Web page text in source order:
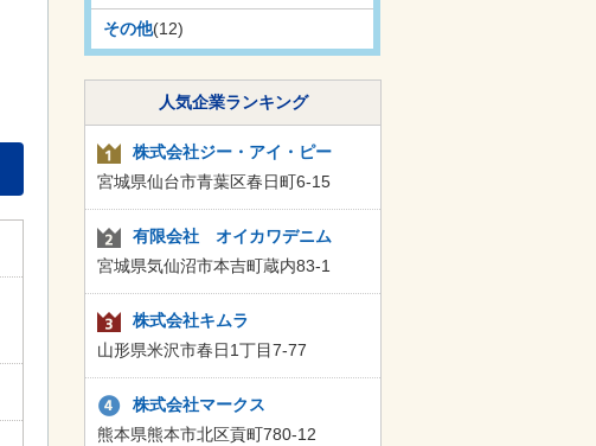
その他(12)
人気企業ランキング
株式会社ジー・アイ・ピー
宮城県仙台市青葉区春日町6-15
有限会社 オイカワデニム
宮城県気仙沼市本吉町蔵内83-1
株式会社キムラ
山形県米沢市春日1丁目7-77
株式会社マークス
熊本県熊本市北区貢町780-12